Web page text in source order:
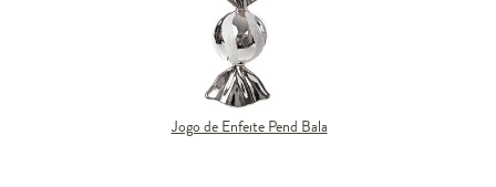
Jogo de Enfeite Pend Bala